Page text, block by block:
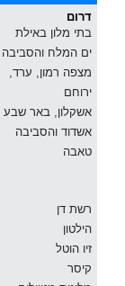
דרום
בתי מלון באילת
ים המלח והסביבה
מצפה רמון, ערד,
ירוחם
אשקלון, באר שבע
אשדוד והסביבה
טאבה
רשת דן
הילטון
זיו הוטל
קיסר